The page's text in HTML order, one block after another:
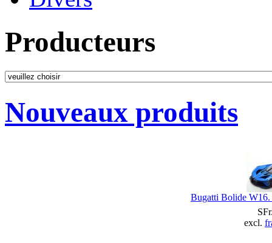
Producteurs
Nouveaux produits
Bugatti Bolide
excl.